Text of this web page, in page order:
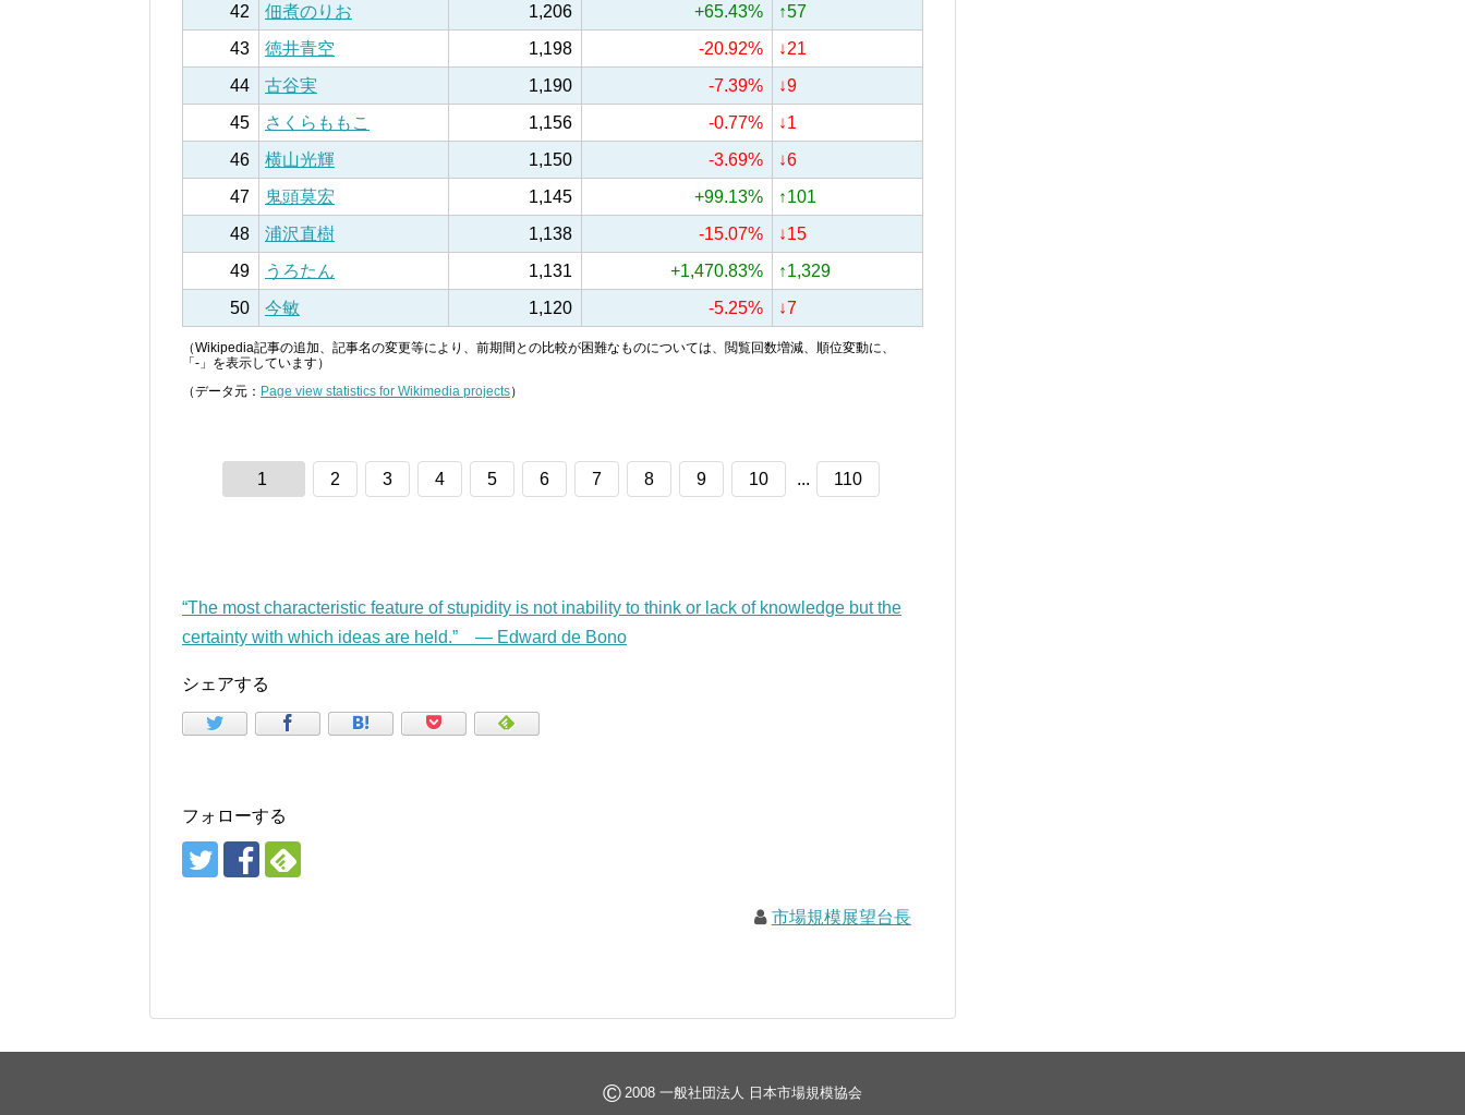
42
佃煮のりお 1,206 +65.43%
↑57
43
徳井青空 1,198 -20.92%
↓21
44
古谷実 1,190 -7.39%
↓9
45
さくらももこ 1,156 -0.77%
↓1
46
横山光輝 1,150 -3.69%
↓6
47
鬼頭莫宏 1,145 +99.13%
↑101
48
浦沢直樹 1,138 -15.07%
↓15
49
うろたん 1,131 +1,470.83%
↑1,329
50
今敏 1,120 -5.25% ↓7
（Wikipedia記事の追加、記事名の変更等により、前期間との比較が困難なものについては、閲覧回数増減、順位変動に、
「-」を表示しています）
（データ元： Page view statistics for Wikimedia projects）
1 2 3 4 5 6 7 8 9 10 ... 110
“The most characteristic feature of stupidity is not inability to think or lack of knowledge but the
certainty with which ideas are held.” — Edward de Bono
シェアする
フォローする
市場規模展望台長
© 2008 一般社団法人 日本市場規模協会